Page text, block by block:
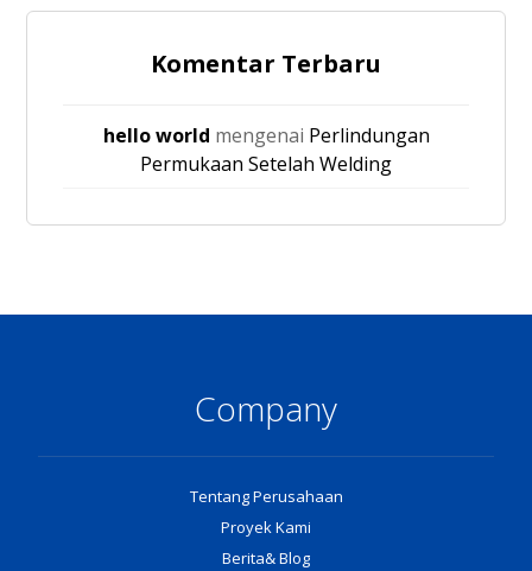
Komentar Terbaru
hello world mengenai Perlindungan
Permukaan Setelah Welding
Company
Tentang Perusahaan
Proyek Kami
Berita& Blog